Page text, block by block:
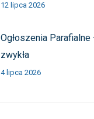
12 lipca 2026
Ogłoszenia
zwykła
4 lipca 2026